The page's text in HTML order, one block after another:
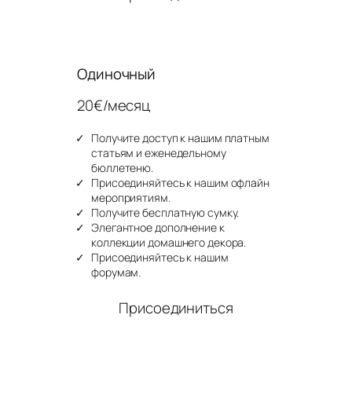
Одиночный
20€/месяц
Получите доступ к нашим платным
статьям и еженедельному
бюллетеню.
Присоединяйтесь к нашим офлайн
мероприятиям.
Получите бесплатную сумку.
Элегантное дополнение к
коллекции домашнего декора.
Присоединяйтесь к нашим
форумам.
Присоединиться